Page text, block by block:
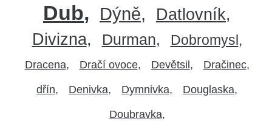
Dub Dýně
Datlovník
Divizna
Durman Dobromysl
Dracena Dračí ovoce Devětsil Dračinec
dřín Denivka Dymnivka Douglaska
Doubravka